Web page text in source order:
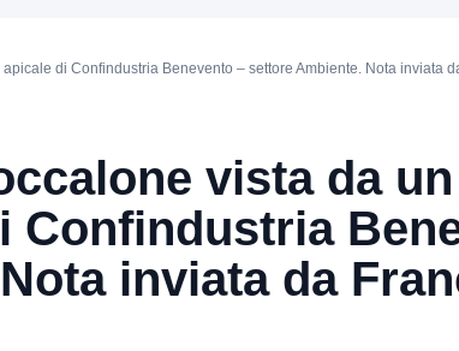
di Confindustria Benevento – settore Ambiente. Nota inviata
vista da un
Confindustria
inviata da